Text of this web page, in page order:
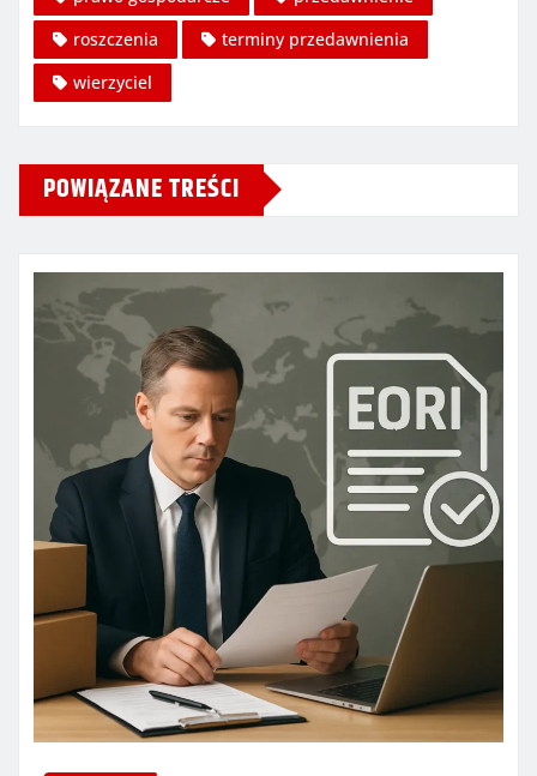
roszczenia
terminy przedawnienia
wierzyciel
POWIĄZANE TREŚCI